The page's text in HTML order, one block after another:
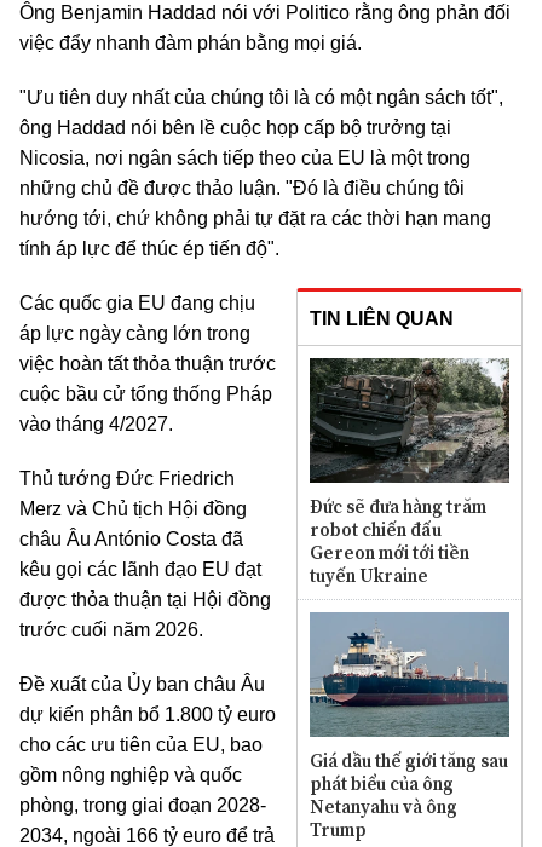
Ông Benjamin Haddad nói với Politico rằng ông phản đối
việc đẩy nhanh đàm phán bằng mọi giá.
"Ưu tiên duy nhất của chúng tôi là có một ngân sách tốt",
ông Haddad nói bên lề cuộc họp cấp bộ trưởng tại
Nicosia, nơi ngân sách tiếp theo của EU là một trong
những chủ đề được thảo luận. "Đó là điều chúng tôi
hướng tới, chứ không phải tự đặt ra các thời hạn mang
tính áp lực để thúc ép tiến độ".
TIN LIÊN QUAN
Đức sẽ đưa hàng trăm
robot chiến đấu
Gereon mới tới tiền
tuyến Ukraine
Giá dầu thế giới tăng sau
phát biểu của ông
Netanyahu và ông
Trump
Các quốc gia EU đang chịu
áp lực ngày càng lớn trong
việc hoàn tất thỏa thuận trước
cuộc bầu cử tổng thống Pháp
vào tháng 4/2027.
Thủ tướng Đức Friedrich
Merz và Chủ tịch Hội đồng
châu Âu António Costa đã
kêu gọi các lãnh đạo EU đạt
được thỏa thuận tại Hội đồng
trước cuối năm 2026.
Đề xuất của Ủy ban châu Âu
dự kiến phân bổ 1.800 tỷ euro
cho các ưu tiên của EU, bao
gồm nông nghiệp và quốc
phòng, trong giai đoạn 2028-
2034, ngoài 166 tỷ euro để trả